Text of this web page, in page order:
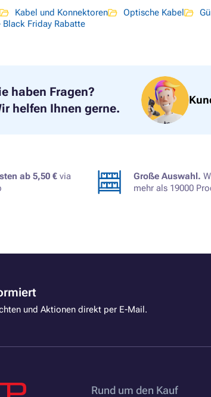
Kabel und Konnektoren Optische Kabel
Friday Rabatte
haben Fragen?
helfen Ihnen gerne.
ab 5,50 € via
Große Auswahl.
mehr als 19000
und Aktionen direkt per E-Mail.
Rund um den Kauf